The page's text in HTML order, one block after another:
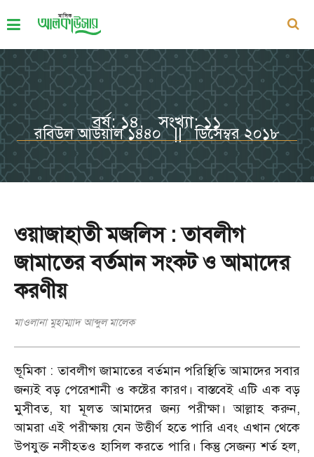
বর্ষ: ১৪, সংখ্যা: ১১
রবিউল আউয়াল ১৪৪০ || ডিসেম্বর ২০১৮
ওয়াজাহাতী মজলিস : তাবলীগ
জামাতের বর্তমান সংকট ও আমাদের
করণীয়
মাওলানা মুহাম্মাদ আব্দুল মালেক
ভূমিকা : তাবলীগ জামাতের বর্তমান পরিস্থিতি আমাদের সবার
জন্যই বড় পেরেশানী ও কষ্টের কারণ। বাস্তবেই এটি এক বড়
মুসীবত, যা মূলত আমাদের জন্য পরীক্ষা। আল্লাহ করুন,
আমরা এই পরীক্ষায় যেন উত্তীর্ণ হতে পারি এবং এখান থেকে
উপযুক্ত নসীহতও হাসিল করতে পারি। কিন্তু সেজন্য শর্ত হল,